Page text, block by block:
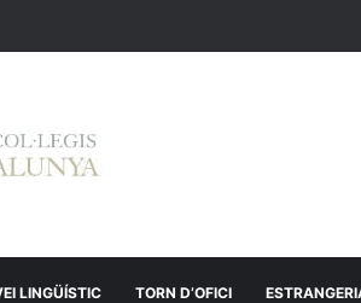
LINGÜÍSTIC TORN D’OFICI